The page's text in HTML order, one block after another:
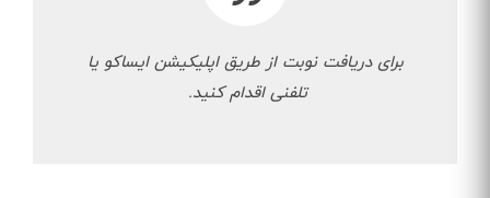
برای دریافت نوبت از طریق اپلیکیشن ایساکو یا
تلفنی اقدام کنید.